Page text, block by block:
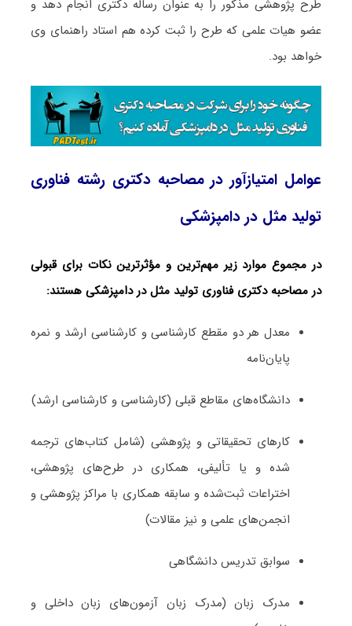
طرح پژوهشی مذکور را به عنوان رساله دکتری انجام دهد و
عضو هیات علمی که طرح را ثبت کرده هم استاد راهنمای وی
خواهد بود.
عوامل امتیازآور در مصاحبه دکتری رشته فناوری
تولید مثل در دامپزشکی
در مجموع موارد زیر مهم‌ترین و مؤثرترین نکات برای قبولی
در مصاحبه دکتری فناوری تولید مثل در دامپزشکی هستند:
معدل هر دو مقطع کارشناسی و کارشناسی ارشد و نمره
پایان‌نامه
دانشگاه‌های مقاطع قبلی (کارشناسی و کارشناسی ارشد)
کارهای تحقیقاتی و پژوهشی (شامل کتاب‌های ترجمه­‌
شده و یا تألیفی، همکاری در طرح‌های پژوهشی،
اختراعات ثبت‌­شده و سابقه همکاری با مراکز پژوهشی و
انجمن‌های علمی و نیز مقالات)
سوابق تدریس دانشگاهی
مدرک زبان (مدرک زبان آزمون‌های زبان داخلی و